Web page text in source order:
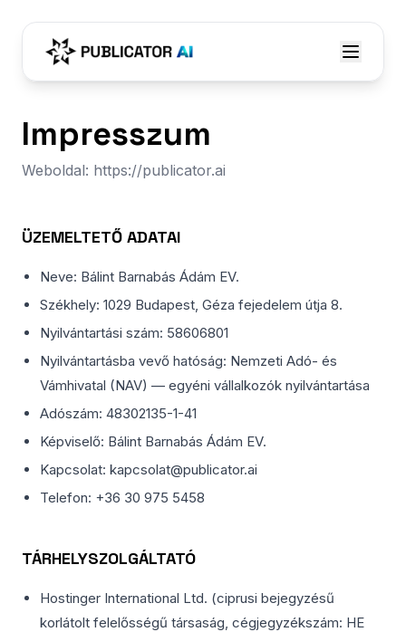
Impresszum
Weboldal: https://publicator.ai
ÜZEMELTETŐ ADATAI
Neve: Bálint Barnabás Ádám EV.
Székhely: 1029 Budapest, Géza fejedelem útja 8.
Nyilvántartási szám: 58606801
Nyilvántartásba vevő hatóság: Nemzeti Adó- és
Vámhivatal (NAV) — egyéni vállalkozók nyilvántartása
Adószám: 48302135-1-41
Képviselő: Bálint Barnabás Ádám EV.
Kapcsolat: kapcsolat@publicator.ai
Telefon: +36 30 975 5458
TÁRHELYSZOLGÁLTATÓ
Hostinger International Ltd. (ciprusi bejegyzésű
korlátolt felelősségű társaság, cégjegyzékszám: HE